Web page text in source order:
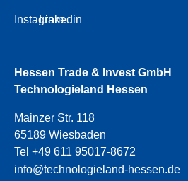
Instagram
Linkedin
Hessen Trade & Invest GmbH
Technologieland Hessen
Mainzer Str. 118
65189 Wiesbaden
Tel +49 611 95017-8672
info@technologieland-hessen.de